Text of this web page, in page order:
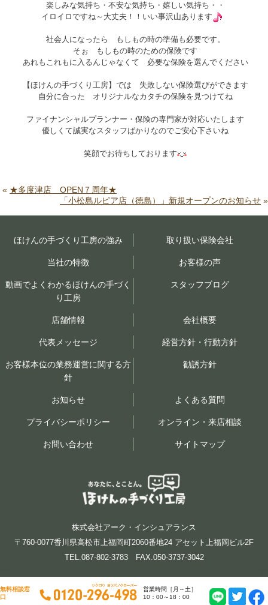
楽しみな気持ち・不安な気持ち・嬉しい気持ち・・
イロイロですね～大丈夫！！いい事沢山あります
社会人になったら もしもの時の準備も必要です。
そぉ もしもの時のための保険です
あれもこれもに入るんじゃなくて 必要な保険を選んでください
【ほけんの手づくり工房】では 失敗しない保険選びができます
自分に合った オリジナルなカタチの保険を見つけてね
ファイナンシャルプランナー・保険の専門家が対応いたします
優しくて誠実なスタッフばかりなのでご安心下さいね
笑顔でお待ちしております
« ★多度津店 OPEN７周年★
「小松島ルピア店（徳島）」新規オープンのお知らせ »
ほけんの手づくり工房の強み 取り扱い保険会社
当社の特徴 お客様の声
動画でよくわかるほけんの手づく
り工房
スタッフブログ
店舗情報 会社概要
代表メッセージ 経営方針・行動方針
お客様本位の業務運営に関する方
針
勧誘方針
お知らせ よくある質問
プライバシーポリシー オンライン・来店相談
お問い合わせ サイトマップ
株式会社アーク・インシュアランス
〒760-0077香川県高松市上福岡町2060番地24 アセット上福岡ビル2F
TEL.087-802-3783 FAX.050-3737-3042
COPYRIGHT © 高松｜保険の見直し、相談｜アーク・インシュアランス ALL RIGHTS RESERVED.
無料相談窓
口
営業時間［月～土］
10：00～18：00